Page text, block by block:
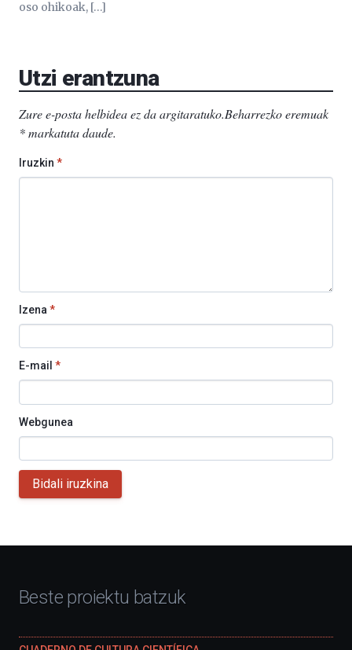
oso ohikoak, […]
Utzi erantzuna
Zure e-posta helbidea ez da argitaratuko.Beharrezko eremuak
*markatuta daude.
Iruzkin *
Izena *
E-mail *
Webgunea
Bidali iruzkina
Beste proiektu batzuk